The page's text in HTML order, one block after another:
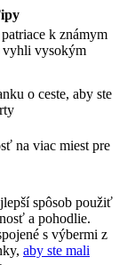
k známym
vyhli vysokým
o ceste, aby ste
na viac miest pre
spôsob použiť
a pohodlie.
s výbermi z
aby ste mali